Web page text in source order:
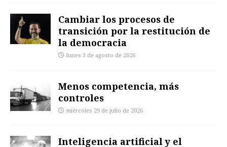
Cambiar los procesos de
transición por la restitución de
la democracia
lunes 3 de agosto de 2026
Menos competencia, más
controles
miércoles 29 de julio de 2026
Inteligencia artificial y el